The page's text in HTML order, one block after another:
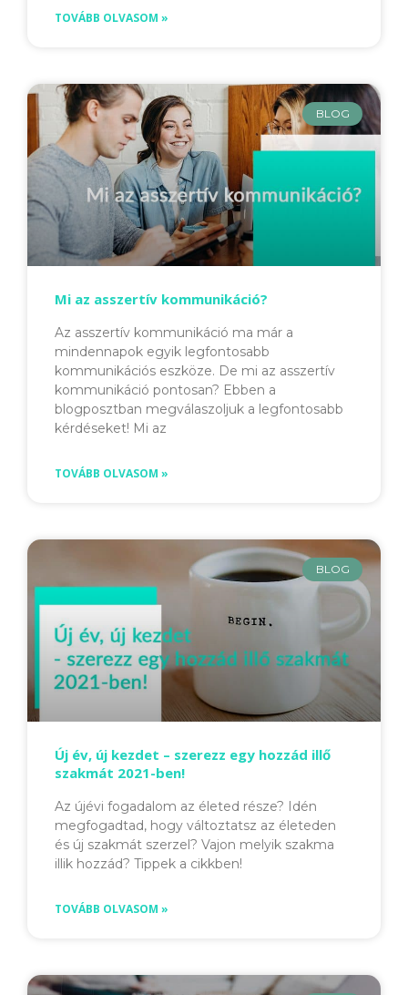
TOVÁBB OLVASOM »
BLOG
Mi az asszertív kommunikáció?
Az asszertív kommunikáció ma már a
mindennapok egyik legfontosabb
kommunikációs eszköze. De mi az asszertív
kommunikáció pontosan? Ebben a
blogposztban megválaszoljuk a legfontosabb
kérdéseket! Mi az
TOVÁBB OLVASOM »
BLOG
Új év, új kezdet – szerezz egy hozzád illő
szakmát 2021-ben!
Az újévi fogadalom az életed része? Idén
megfogadtad, hogy változtatsz az életeden
és új szakmát szerzel? Vajon melyik szakma
illik hozzád? Tippek a cikkben!
TOVÁBB OLVASOM »